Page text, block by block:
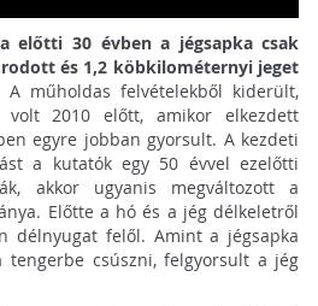
előtti 30 évben a jégsapka csak
és 1,2 köbkilométernyi jeget
A műholdas felvételekből kiderült,
2010 előtt, amikor elkezdett
egyre jobban gyorsult. A kezdeti
a kutatók egy 50 évvel ezelőtti
akkor ugyanis megváltozott a
Előtte a hó és a jég délkeletről
délnyugat felől. Amint a jégsapka
tengerbe csúszni, felgyorsult a jég